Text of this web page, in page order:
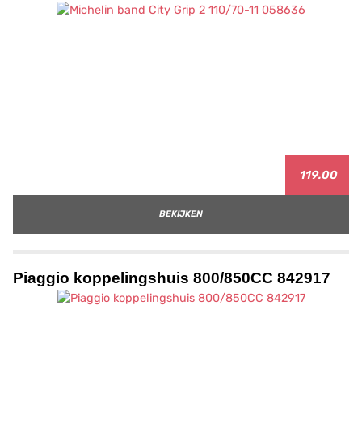
119.00
BEKIJKEN
Piaggio koppelingshuis 800/850CC 842917